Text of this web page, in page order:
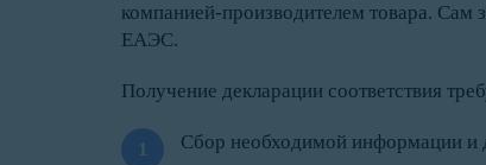
компанией-производителем товара. Сам
ЕАЭС.
Получение декларации соответствия
Сбор необходимой информации и